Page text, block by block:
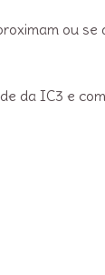
ou
da IC3 e